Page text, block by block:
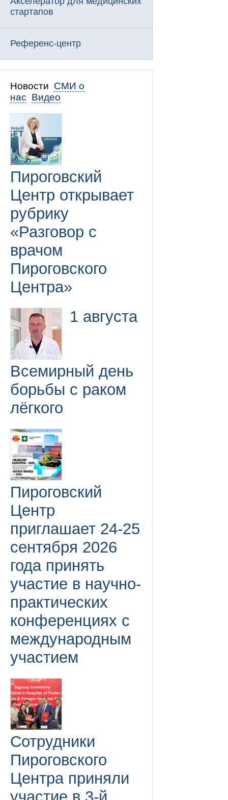
стартапов
Референс-центр
Новости СМИ о
нас Видео
Пироговский
Центр открывает
рубрику
«Разговор с
врачом
Пироговского
Центра»
1 августа
Всемирный день
борьбы с раком
лёгкого
Пироговский
Центр
приглашает 24-25
сентября 2026
года принять
участие в научно-
практических
конференциях с
международным
участием
Сотрудники
Пироговского
Центра приняли